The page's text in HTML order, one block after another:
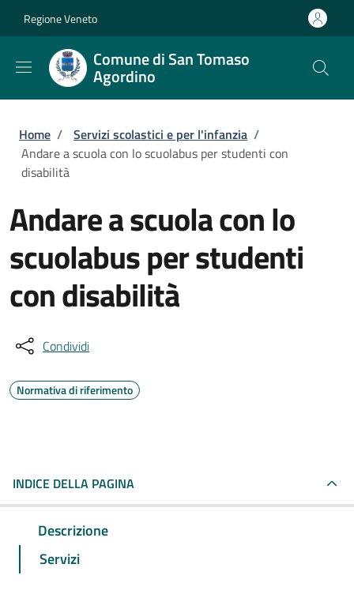
Regione Veneto
Comune di San Tomaso
Agordino
Briciole di pane
Home / Servizi scolastici e per l'infanzia /
Andare a scuola con lo scuolabus per studenti con
disabilità
Andare a scuola con lo
scuolabus per studenti
con disabilità
Condividi
Normativa di riferimento
INDICE DELLA PAGINA
Descrizione
Servizi